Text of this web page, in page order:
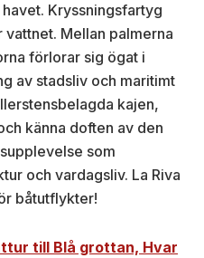
Kryssningsfartyg
Mellan palmerna
förlorar sig ögat i
av stadsliv och maritimt
kajen,
känna doften av den
som
och vardagsliv. La Riva
båtutflykter!
till Blå grottan, Hvar